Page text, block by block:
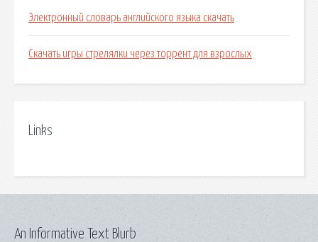
Электронный словарь английского языка скачать
Скачать игры стрелялки через торрент для взрослых
Links
An Informative Text Blurb